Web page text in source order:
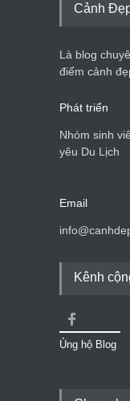
Cảnh
Là blog
điểm cảnh
Phát triển
Nhóm sinh
yêu Du Lịch
Email
Kênh
Ủng hộ Blog